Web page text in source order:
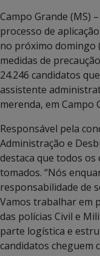
Campo Grande (MS)
processo de
no próximo domingo
medidas de
24.246 candidatos
assistente
merenda, em Campo
Responsável pela
Administração e
destaca que todos os
tomados. “Nós
responsabilidade de
Vamos trabalhar em
das polícias Civil e
parte logística e
candidatos cheguem